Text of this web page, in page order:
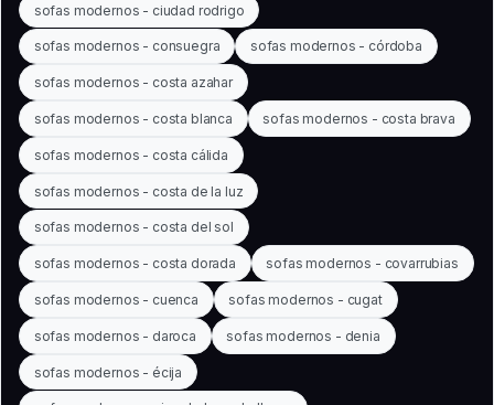
sofas modernos - ciudad rodrigo
sofas modernos - consuegra sofas modernos - córdoba
sofas modernos - costa azahar
sofas modernos - costa blanca sofas modernos - costa brava
sofas modernos - costa cálida
sofas modernos - costa de la luz
sofas modernos - costa del sol
sofas modernos - costa dorada sofas modernos - covarrubias
sofas modernos - cuenca sofas modernos - cugat
sofas modernos - daroca sofas modernos - denia
sofas modernos - écija